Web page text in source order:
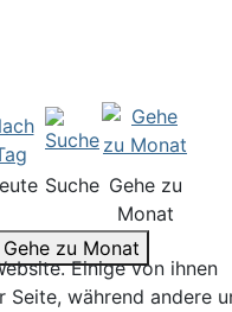
Suche Gehe zu
Monat
Gehe zu Monat
Einige von ihnen
Seite, während andere